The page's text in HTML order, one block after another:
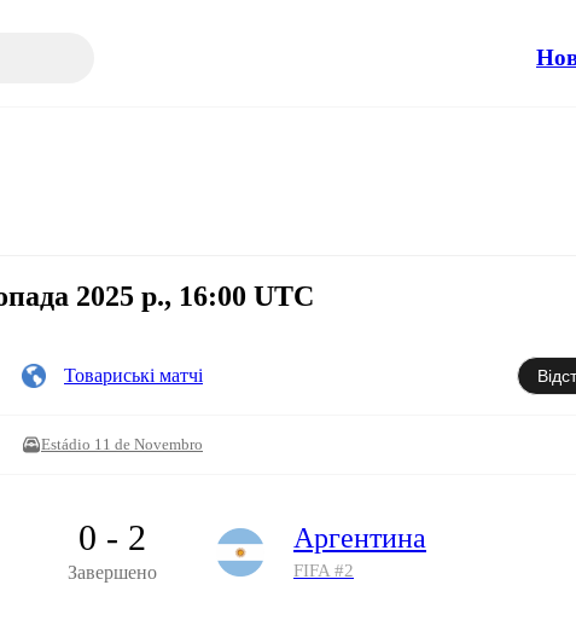
2025 р., 16:00 UTC
Товариські матчі
Estádio 11 de Novembro
0 - 2
Завершено
Аргентина
FIFA #2